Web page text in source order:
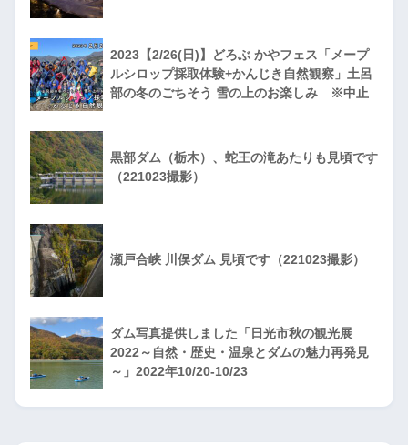
2023【2/26(日)】どろぶ かやフェス「メープ
ルシロップ採取体験+かんじき自然観察」土呂
部の冬のごちそう 雪の上のお楽しみ ※中止
黒部ダム（栃木）、蛇王の滝あたりも見頃です
（221023撮影）
瀬戸合峡 川俣ダム 見頃です（221023撮影）
ダム写真提供しました「日光市秋の観光展
2022～自然・歴史・温泉とダムの魅力再発見
～」2022年10/20-10/23